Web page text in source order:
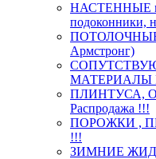
НАСТЕННЫЕ
подоконники,
ПОТОЛОЧНЫЕ
Армстронг)
МАТЕРИАЛЫ
ПЛИНТУСА,
Распродажа !!!
ПОРОЖКИ ,
!!!
ЗИМНИЕ